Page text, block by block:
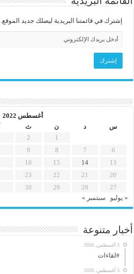
إشترك في قائمتنا البريدية ليصلك جديد الموقع.
أغسطس 2022
س
د ن ث
1
2
6
7
8
9
13
14
15
16
20
21
22
23
27
28
29
30
« يوليو
سبتمبر »
أخبار متنوعة
5 أغسطس، 2026
#لقاءات
5 أغسطس، 2026